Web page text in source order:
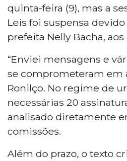
quinta-feira (9), mas a
Leis foi suspensa
prefeita Nelly Bacha, aos
“Enviei mensagens e
se comprometeram em
Ronilço. No regime de
necessárias 20
analisado diretamente
comissões.
Além do prazo, o texto